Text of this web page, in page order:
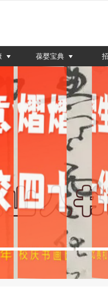
低导致无法获得最佳浏览
葆婴宝典